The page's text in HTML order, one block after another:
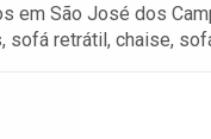
em São José dos
sofá retrátil, chaise,